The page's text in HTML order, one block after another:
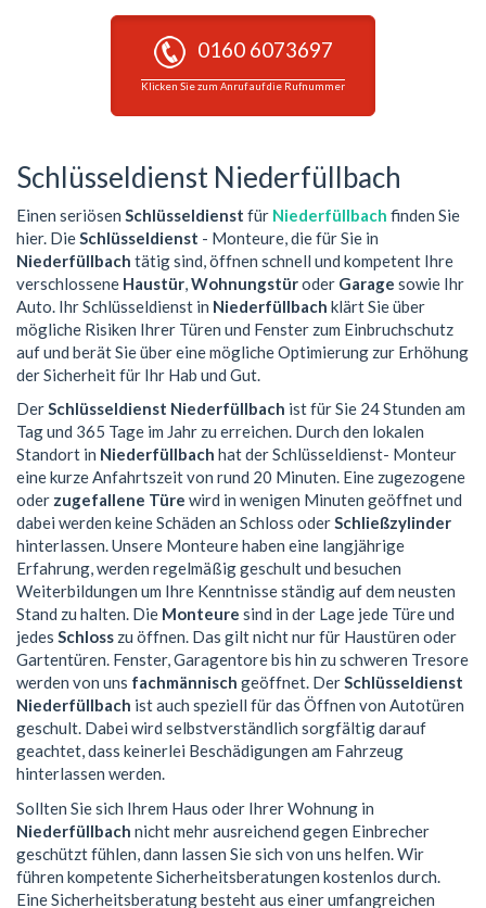
0160 6073697
Klicken Sie zum Anruf auf die Rufnummer
Schlüsseldienst Niederfüllbach
Einen seriösen Schlüsseldienst für Niederfüllbach finden Sie
hier. DieSchlüsseldienst - Monteure, die für Sie in
Niederfüllbach tätig sind, öffnen schnell und kompetent Ihre
verschlossene Haustür,Wohnungstüroder Garage sowie Ihr
Auto. Ihr Schlüsseldienst in Niederfüllbach klärt Sie über
mögliche Risiken Ihrer Türen und Fenster zum Einbruchschutz
auf und berät Sie über eine mögliche Optimierung zur Erhöhung
der Sicherheit für Ihr Hab und Gut.
DerSchlüsseldienst Niederfüllbach ist für Sie 24 Stunden am
Tag und 365 Tage im Jahr zu erreichen. Durch den lokalen
Standort in Niederfüllbach hat der Schlüsseldienst- Monteur
eine kurze Anfahrtszeit von rund 20 Minuten. Eine zugezogene
oder zugefallene Türe wird in wenigen Minuten geöffnet und
dabei werden keine Schäden an Schloss oderSchließzylinder
hinterlassen. Unsere Monteure haben eine langjährige
Erfahrung, werden regelmäßig geschult und besuchen
Weiterbildungen um Ihre Kenntnisse ständig auf dem neusten
Stand zu halten. Die Monteure sind in der Lage jede Türe und
jedes Schloss zu öffnen. Das gilt nicht nur für Haustüren oder
Gartentüren. Fenster, Garagentore bis hin zu schweren Tresore
werden von uns fachmännisch geöffnet. DerSchlüsseldienst
Niederfüllbach ist auch speziell für das Öffnen von Autotüren
geschult. Dabei wird selbstverständlich sorgfältig darauf
geachtet, dass keinerlei Beschädigungen am Fahrzeug
hinterlassen werden.
Sollten Sie sich Ihrem Haus oder Ihrer Wohnung in
Niederfüllbach nicht mehr ausreichend gegen Einbrecher
geschützt fühlen, dann lassen Sie sich von uns helfen. Wir
führen kompetente Sicherheitsberatungen kostenlos durch.
Eine Sicherheitsberatung besteht aus einer umfangreichen